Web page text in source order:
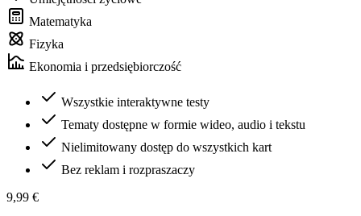
Matematyka
Fizyka
Ekonomia i przedsiębiorczość
Wszystkie interaktywne testy
Tematy dostępne w formie wideo, audio i tekstu
Nielimitowany dostęp do wszystkich kart
Bez reklam i rozpraszaczy
9,99 €